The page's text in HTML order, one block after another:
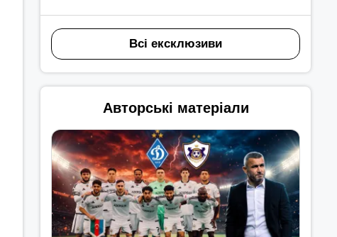
Всі ексклюзиви
Авторські матеріали